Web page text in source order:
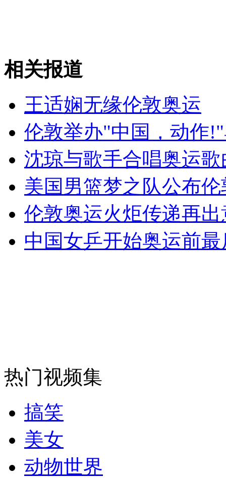
山西运城恶犬咬伤多人 警民合力深夜将其击毙
女孩北京地铁殴打老人 痛下狠手拳打脚踢
无痛分娩是否安全 医生回应
外交部：反对强权政治霸凌主义
走！跟着总书记去植树
消防员救轻生者
相关报道
王适娴无缘伦敦奥运
伦敦举办"中国，动作
沈琼与歌手合唱奥运歌
美国男篮梦之队公布
伦敦奥运火炬传递再
中国女乒开始奥运前
热门视频集
搞笑
美女
动物世界